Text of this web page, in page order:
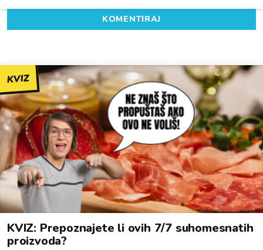
KOMENTIRAJ
KVIZ
KVIZ: Prepoznajete li ovih 7/7 suhomesnatih
proizvoda?